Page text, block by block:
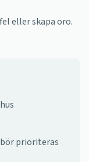
eller skapa oro.
bör prioriteras